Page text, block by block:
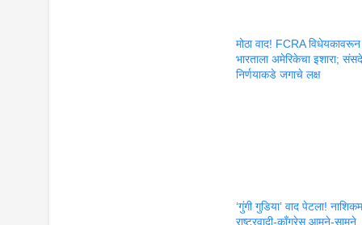
मोठा वाद! FCRA विधेयकावरून
भारताला अमेरिकेचा इशारा;
निर्णयाकडे जगाचे लक्ष
‘गुंगी गुडिया’ वाद पेटला!
राष्ट्रवादी-काँग्रेस आमने-